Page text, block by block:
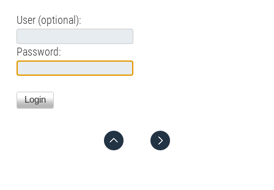
User (optional):
Password: